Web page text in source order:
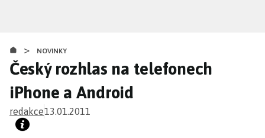
obsahu
> NOVINKY
Český rozhlas na telefonech
iPhone a Android
redakce13.01.2011